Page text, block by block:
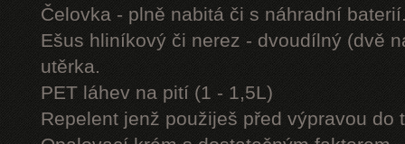
Čelovka - plně nabitá či s náhradní
Ešus hliníkový či nerez - dvoudílný (dvě
utěrka.
PET láhev na pití (1 - 1,5L)
Repelent jenž použiješ před výpravou do